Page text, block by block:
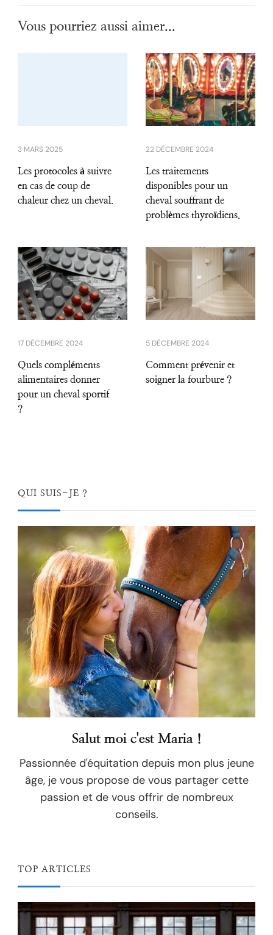
Vous pourriez aussi aimer...
3 MARS 2025
Les protocoles à suivre
en cas de coup de
chaleur chez un cheval.
22 DÉCEMBRE 2024
Les traitements
disponibles pour un
cheval souffrant de
problèmes thyroïdiens.
17 DÉCEMBRE 2024
Quels compléments
alimentaires donner
pour un cheval sportif
?
5 DÉCEMBRE 2024
Comment prévenir et
soigner la fourbure ?
QUI SUIS-JE ?
Salut moi c'est Maria !
Passionnée d'équitation depuis mon plus jeune
âge, je vous propose de vous partager cette
passion et de vous offrir de nombreux
conseils.
TOP ARTICLES